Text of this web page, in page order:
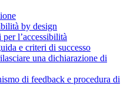
by design
l’accessibilità
e criteri di successo
una dichiarazione di
di feedback e procedura di